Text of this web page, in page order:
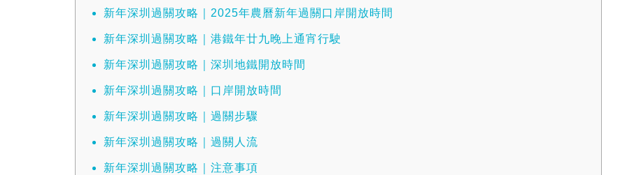
新年深圳過關攻略｜2025年農曆新年過關口岸開放時間
新年深圳過關攻略｜港鐵年廿九晚上通宵行駛
新年深圳過關攻略｜深圳地鐵開放時間
新年深圳過關攻略｜口岸開放時間
新年深圳過關攻略｜過關步驟
新年深圳過關攻略｜過關人流
新年深圳過關攻略｜注意事項